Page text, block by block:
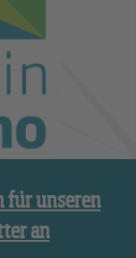
für unseren
an